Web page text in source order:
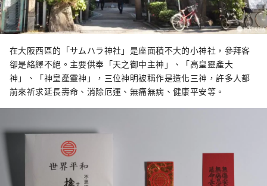
在大阪西區的「サムハラ神社」是座面積不大的小神社，參拜客
卻是絡繹不絕。主要供奉「天之御中主神」、「高皇靈產大
神」、「神皇產靈神」，三位神明被稱作是造化三神，許多人都
前來祈求延長壽命、消除厄運、無痛無病、健康平安等。